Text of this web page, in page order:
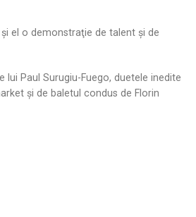
el o demonstraţie de talent şi de
lui Paul Surugiu-Fuego, duetele inedite
și de baletul condus de Florin